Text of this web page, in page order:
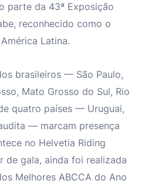
parte da 43ª Exposição
reconhecido como o
Latina.
brasileiros — São Paulo,
Mato Grosso do Sul, Rio
quatro países — Uruguai,
— marcam presença
no Helvetia Riding
de gala, ainda foi realizada
Melhores ABCCA do Ano